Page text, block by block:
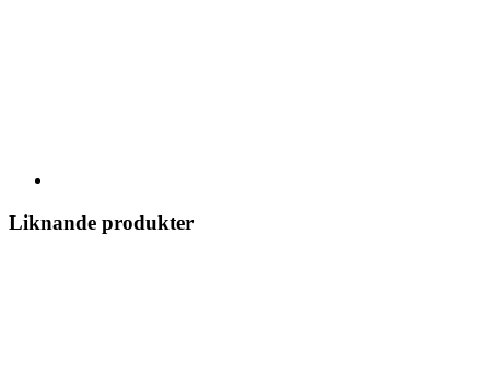
Liknande produkter